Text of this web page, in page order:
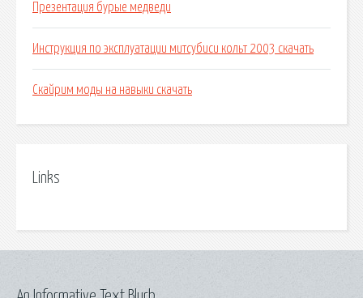
Презентация бурые медведи
Инструкция по эксплуатации митсубиси кольт 2003 скачать
Скайрим моды на навыки скачать
Links